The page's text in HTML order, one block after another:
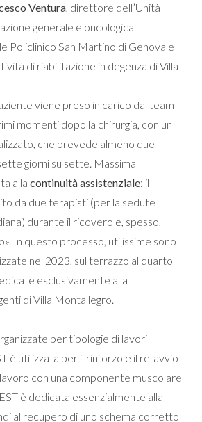
Ventura, direttore dell’Unità
generale e oncologica
Policlinico San Martino di Genova e
di riabilitazione in degenza di Villa
viene preso in carico dal team
momenti dopo la chirurgia, con un
che prevede almeno due
giorni su sette. Massima
alla continuità assistenziale: il
da due terapisti (per la sedute
durante il ricovero e, spesso,
In questo processo, utilissime sono
nel 2023, sul terrazzo al quarto
esclusivamente alla
di Villa Montallegro.
per tipologie di lavori
è utilizzata per il rinforzo e il re-avvio
con una componente muscolare
è dedicata essenzialmente alla
al recupero di uno schema corretto